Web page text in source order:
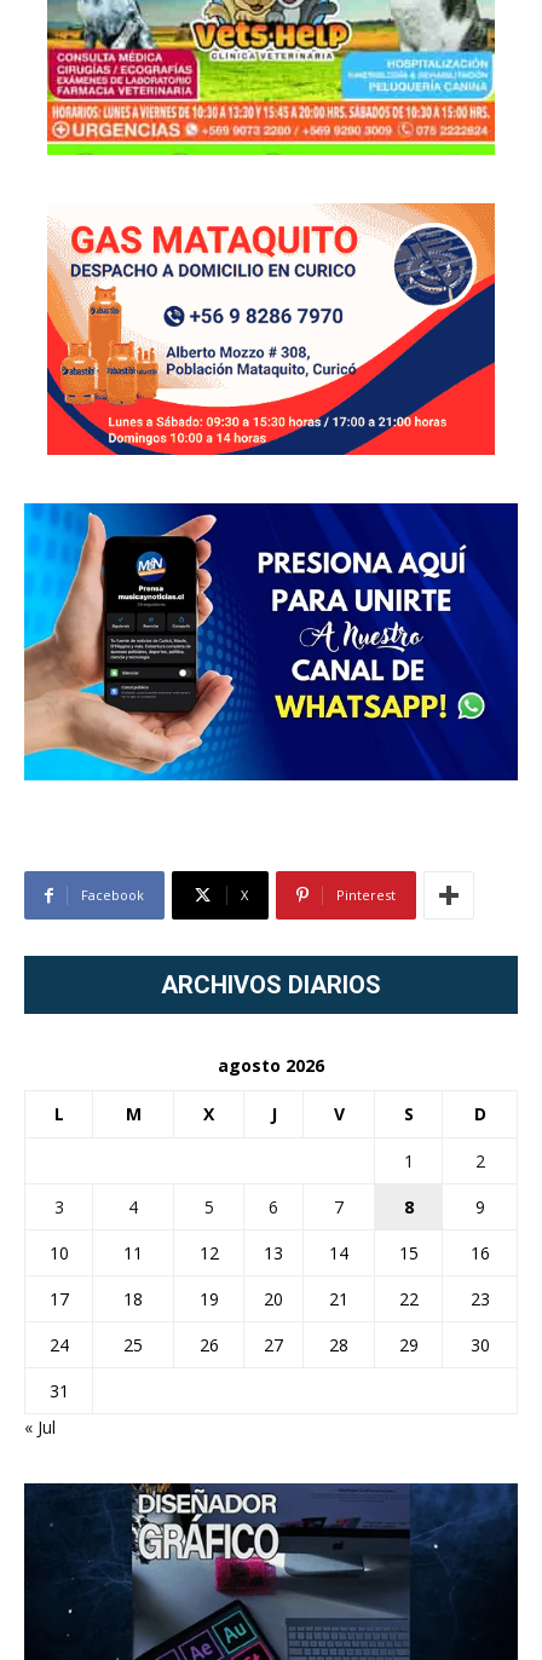
Facebook X Pinterest
ARCHIVOS DIARIOS
agosto 2026
L M X J V S D
1
2
3
4 5 6 7 8
9
10
11 12 13 14 15
16
17
18 19 20 21 22
23
24
25 26 27 28 29
30
31
« Jul